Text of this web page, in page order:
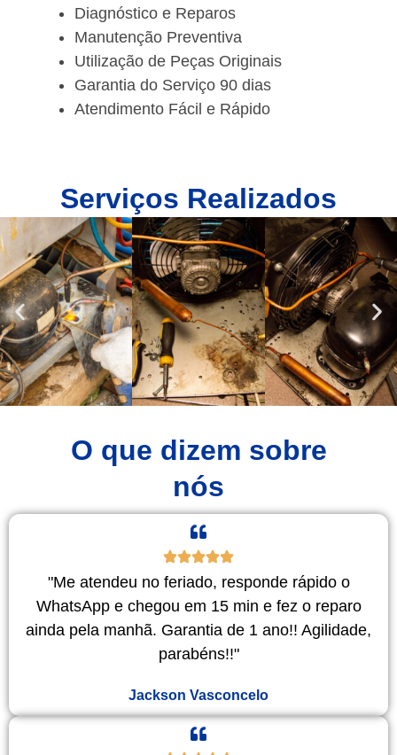
Diagnóstico e Reparos
Manutenção Preventiva
Utilização de Peças Originais
Garantia do Serviço 90 dias
Atendimento Fácil e Rápido
Serviços Realizados
O que dizem sobre
nós
"Me atendeu no feriado, responde rápido o
WhatsApp e chegou em 15 min e fez o reparo
ainda pela manhã. Garantia de 1 ano!! Agilidade,
parabéns!!"
Jackson Vasconcelo